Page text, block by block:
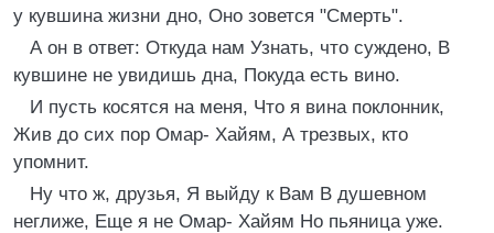
у кувшина жизни дно, Оно зовется "Смерть".
А он в ответ: Откуда нам Узнать, что суждено, В
кувшине не увидишь дна, Покуда есть вино.
И пусть косятся на меня, Что я вина поклонник,
Жив до сих пор Омар- Хайям, А трезвых, кто
упомнит.
Ну что ж, друзья, Я выйду к Вам В душевном
неглиже, Еще я не Омар- Хайям Но пьяница уже.